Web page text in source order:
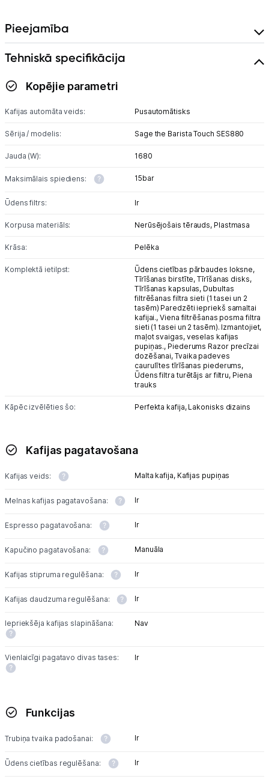
Pieejamība
Tehniskā specifikācija
Kopējie parametri
Kafijas automāta veids: Pusautomātisks
Sērija / modelis: Sage the Barista Touch SES880
Jauda (W): 1680
Maksimālais spiediens: 15bar
Ūdens filtrs: Ir
Korpusa materiāls: Nerūsējošais tērauds, Plastmasa
Krāsa: Pelēka
Komplektā ietilpst:
Ūdens cietības pārbaudes loksne,
Tīrīšanas birstīte,Tīrīšanas disks,
Tīrīšanas kapsulas, Dubultas
filtrēšanas filtra sieti (1 tasei un 2
tasēm) Paredzēti iepriekš samaltai
kafijai.,Viena filtrēšanas posma filtra
sieti (1 tasei un 2 tasēm). Izmantojiet,
maļot svaigas, veselas kafijas
pupiņas., Piederums Razor precīzai
dozēšanai,Tvaika padeves
caurulītes tīrīšanas piederums,
Ūdens filtra turētājs ar filtru, Piena
trauks
Kāpēc izvēlēties šo: Perfekta kafija, Lakonisks dizains
Kafijas pagatavošana
Kafijas veids: Malta kafija, Kafijas pupiņas
Melnas kafijas pagatavošana: Ir
Espresso pagatavošana: Ir
Kapučino pagatavošana: Manuāla
Kafijas stipruma regulēšana: Ir
Kafijas daudzuma regulēšana: Ir
Iepriekšēja kafijas slapināšana: Nav
Vienlaicīgi pagatavo divas tases: Ir
Funkcijas
Trubiņa tvaika padošanai: Ir
Ūdens cietības regulēšana: Ir